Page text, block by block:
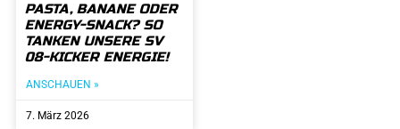
PASTA, BANANE ODER
ENERGY-SNACK? SO
TANKEN UNSERE SV
08-KICKER ENERGIE!
ANSCHAUEN »
7. März 2026